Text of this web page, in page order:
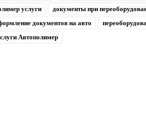
услуги
документы при
документов на авто
Автополимер